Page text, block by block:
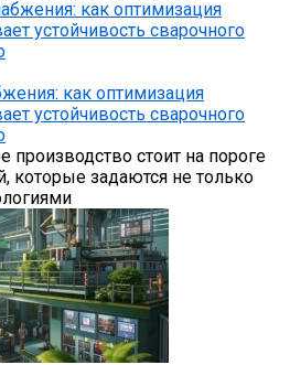
как оптимизация
устойчивость сварочного
производство стоит на пороге
которые задаются не только